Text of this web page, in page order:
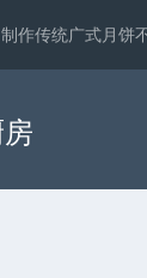
制作传统广式月饼